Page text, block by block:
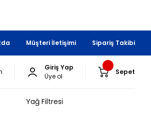
Müşteri İletişimi Sipariş Takibi
Giriş Yap
Üye ol
Sepet
Yağ Filtresi